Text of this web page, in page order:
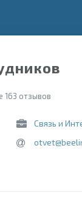
163 отзывов
Связь и